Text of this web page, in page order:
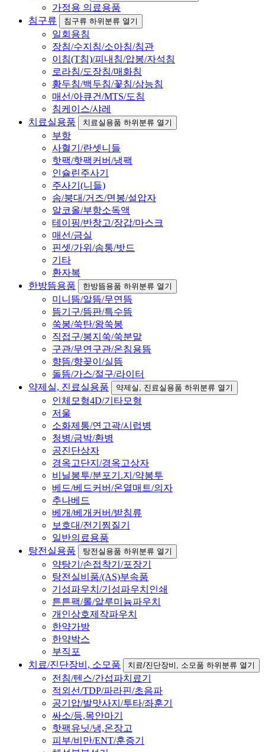
가정용 의료용품
침구류
침구류 하위분류 열기
일회용침
장침/수지침/소아침/침관
이침(T침)/피내침/압봉/자석침
로라침/도장침/매화침
황두침/백두침/꽃침/삼능침
매선/아큐건/MTS/도침
침케이스/샤레
치료실용품
치료실용품 하위분류 열기
부항
사혈기/란셋니들
핫팩/핫팩커버/냉팩
인슐린주사기
주사기(니들)
솜/붕대/거즈/면봉/설압자
알코올/부항소독액
테이핑/반창고/장갑/마스크
매선/금실
핀셋/가위/솜통/밧드
기타
환자복
한방뜸용품
한방뜸용품 하위분류 열기
미니뜸/알뜸/무연뜸
뜸기구/뜸판/특수뜸
쑥봉/쑥탄/왕쑥봉
직접구/봉지쑥/쑥분말
구관/무연구관/온침용뜸
향뜸/향꽂이/실뜸
돌뜸/가스/절구/라이터
약제실, 진료실용품
약제실, 진료실용품 하위분류 열기
인체모형4D/기타모형
저울
소화제통/연고곽/시럽병
청병/금박/환병
공진단상자
경옥고단지/경옥고상자
비닐봉투/분포기.지/약봉투
베드/베드커버/온열매트/의자
추나베드
베개/베개커버/받침류
보호대/전기찜질기
일반의료용품
탕전실용품
탕전실용품 하위분류 열기
약탕기/손접착기/포장기
탕전실비품/(AS)부속품
기성파우치/기성파우치인쇄
튼튼팩/롤/알루미늄파우치
개인상호제작파우치
한약가방
한약박스
부직포
치료/진단장비, 소모품
치료/진단장비, 소모품 하위분류 열기
전침/텐스/간섭파치료기
적외선/TDP/파라핀/초음파
공기압/발맛사지/투타/좌훈기
싸소/등,목안마기
핫팩유닛/냉,온장고
피부/비만/ENT/훈증기